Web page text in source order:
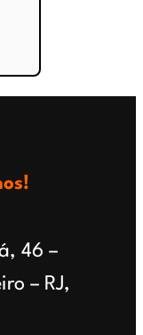
46 –
– RJ,